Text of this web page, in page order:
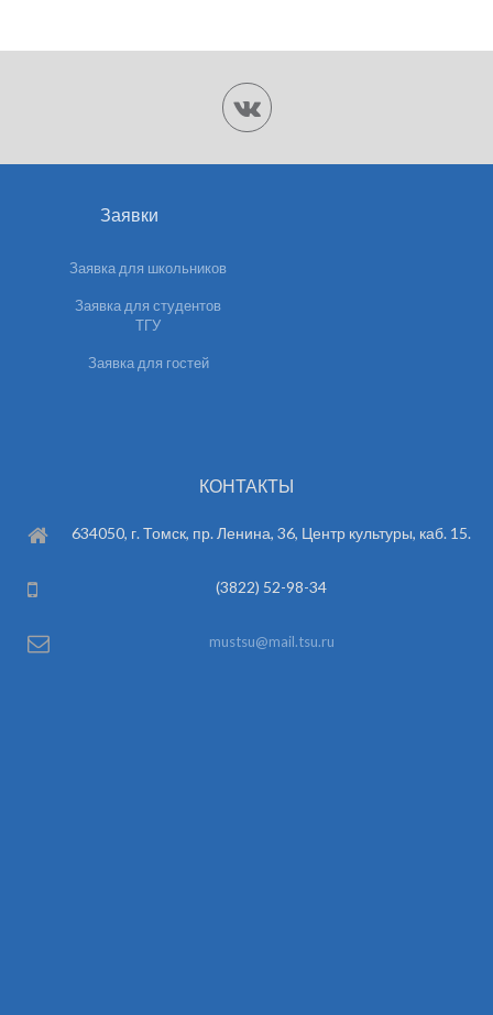
Заявки
Заявка для школьников
Заявка для студентов
ТГУ
Заявка для гостей
КОНТАКТЫ
634050, г. Томск, пр. Ленина, 36, Центр культуры, каб. 15.
(3822) 52-98-34
mustsu@mail.tsu.ru